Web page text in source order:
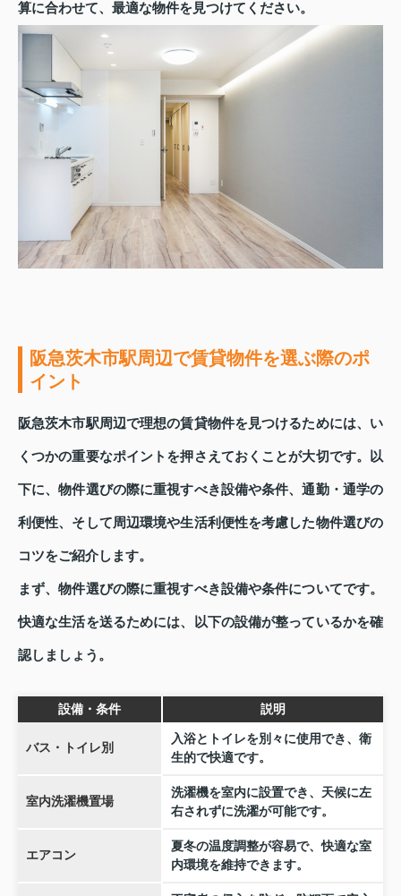
算に合わせて、最適な物件を見つけてください。
阪急茨木市駅周辺で賃貸物件を選ぶ際のポ
イント
阪急茨木市駅周辺で理想の賃貸物件を見つけるためには、い
くつかの重要なポイントを押さえておくことが大切です。以
下に、物件選びの際に重視すべき設備や条件、通勤・通学の
利便性、そして周辺環境や生活利便性を考慮した物件選びの
コツをご紹介します。
まず、物件選びの際に重視すべき設備や条件についてです。
快適な生活を送るためには、以下の設備が整っているかを確
認しましょう。
設備・条件 説明
バス・トイレ別
入浴とトイレを別々に使用でき、衛
生的で快適です。
室内洗濯機置場
洗濯機を室内に設置でき、天候に左
右されずに洗濯が可能です。
エアコン
夏冬の温度調整が容易で、快適な室
内環境を維持できます。